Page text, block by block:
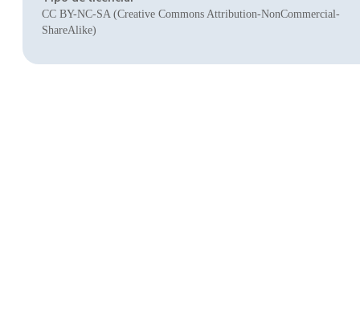
CC BY-NC-SA (Creative Commons Attribution-NonCommercial-
ShareAlike)